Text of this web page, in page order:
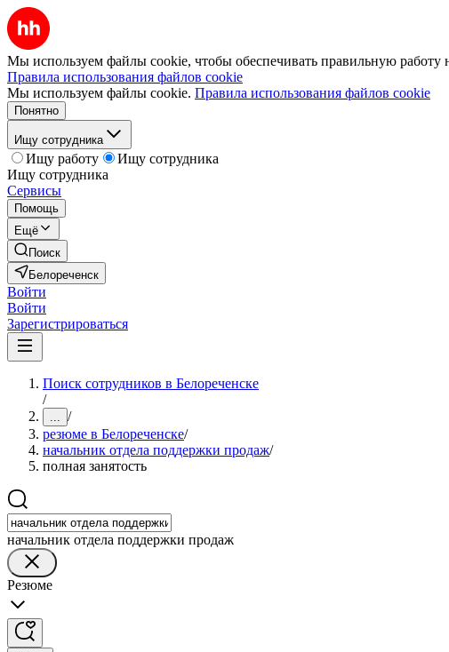
Мы используем файлы cookie, чтобы обеспечивать правильную работу
Правила использования файлов cookie
Мы используем файлы cookie. Правила использования файлов cookie
Понятно
Ищу сотрудника
Ищу работу
Ищу сотрудника
Ищу сотрудника
Сервисы
Помощь
Ещё
Поиск
Белореченск
Войти
Войти
Зарегистрироваться
Поиск сотрудников в Белореченске
/
... /
резюме в Белореченске/
начальник отдела поддержки продаж/
полная занятость
начальник отдела поддержки продаж
Резюме